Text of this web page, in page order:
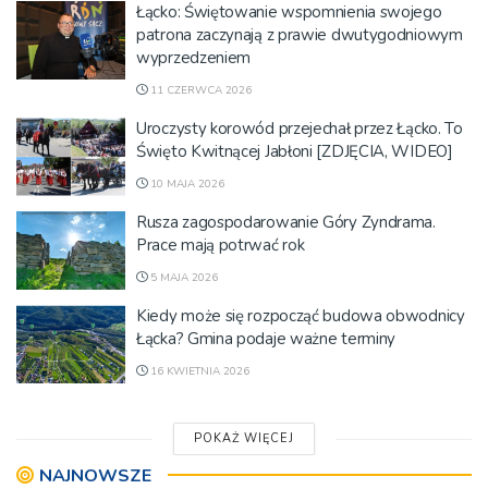
Łącko: Świętowanie wspomnienia swojego
patrona zaczynają z prawie dwutygodniowym
wyprzedzeniem
11 CZERWCA 2026
Uroczysty korowód przejechał przez Łącko. To
Święto Kwitnącej Jabłoni [ZDJĘCIA, WIDEO]
10 MAJA 2026
Rusza zagospodarowanie Góry Zyndrama.
Prace mają potrwać rok
5 MAJA 2026
Kiedy może się rozpocząć budowa obwodnicy
Łącka? Gmina podaje ważne terminy
16 KWIETNIA 2026
POKAŻ WIĘCEJ
NAJNOWSZE